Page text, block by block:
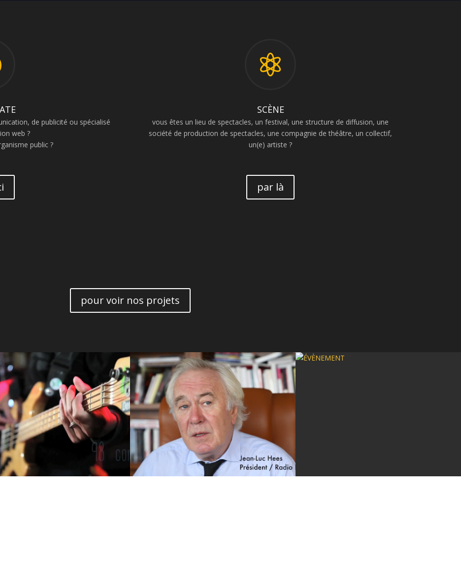
de publicité ou spécialisé
web ?
public ?

SCÈNE
vous êtes un lieu de spectacles, un festival, une structure de diffusion, une
société de production de spectacles, une compagnie de théâtre, un collectif,
un(e) artiste ?
par là
pour voir nos projets